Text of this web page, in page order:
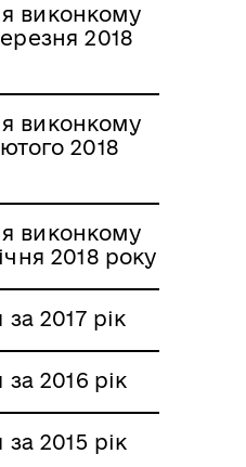
виконкому
2018
виконкому
2018
виконкому
2018 року
2017 рік
за 2016 рік
за 2015 рік